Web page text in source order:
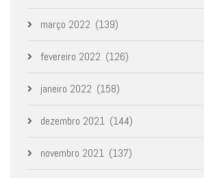
março 2022 (139)
fevereiro 2022 (126)
janeiro 2022 (158)
dezembro 2021 (144)
novembro 2021 (137)